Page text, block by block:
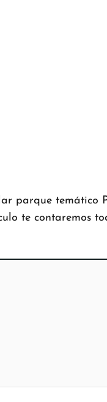
parque temático
te contaremos